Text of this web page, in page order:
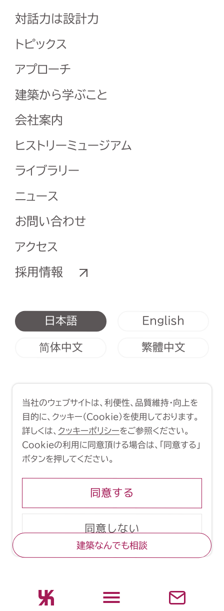
建築なんでも相談
対話力は設計力
トピックス
アプローチ
建築から学ぶこと
会社案内
ヒストリーミュージアム
ライブラリー
ニュース
お問い合わせ
アクセス
採用情報
日本語 English
简体中文 繁體中文
Copyright (C) 1998-2026 Yasui
Architects & Engineers, Inc.
当社のウェブサイトは、利便性、品質維持・向上を
目的に、クッキー（Cookie）を使用しております。
詳しくは、 クッキーポリシーをご参照ください。
Cookieの利用に同意頂ける場合は、「同意する」
ボタンを押してください。
同意する
同意しない